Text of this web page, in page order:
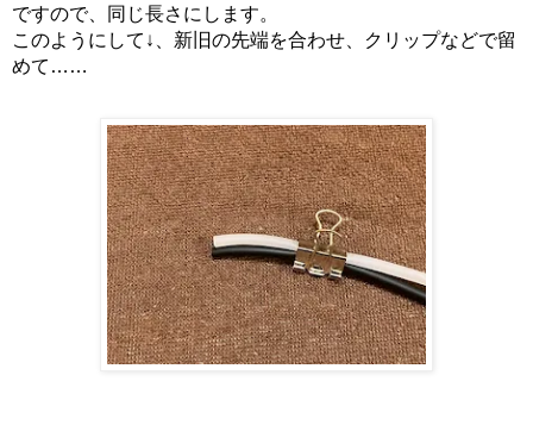
ですので、同じ長さにします。
このようにして↓、新旧の先端を合わせ、クリップなどで留
めて……